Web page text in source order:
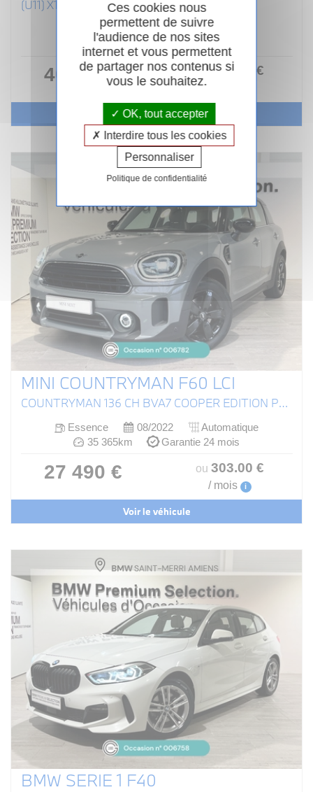
(U11) X1 XDRIVE25E 245CH (AB 2022)
Hybride 12/2023
Automatique
53 643km
Garantie 24 mois
40 990 € ou400.00 €
Voir le véhicule
MINI COUNTRYMAN F60 LCI
COUNTRYMAN 136 CH BVA7 COOPER EDITION PREMIUM PLUS
Essence 08/2022
Automatique
35 365km
Garantie 24 mois
27 490 € ou 303.00 €
/ mois i
Voir le véhicule
BMW SERIE 1 F40
Ces cookies nous
permettent de suivre
l'audience de nos sites
internet et vous permettent
de partager nos contenus si
vous le souhaitez.
OK, tout accepter
Interdire tous les cookies
Personnaliser
Politique de confidentialité